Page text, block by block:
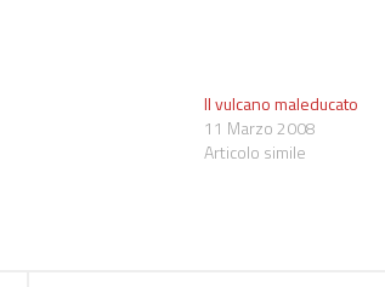
Il vulcano maleducato
11 Marzo 2008
Articolo simile